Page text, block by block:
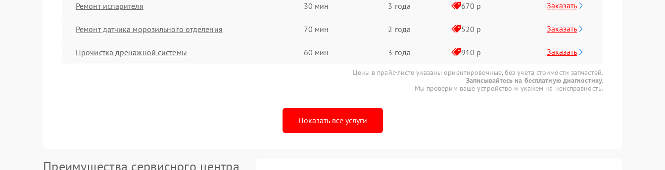
Ремонт испарителя 30 мин 3 года 670 р Заказать
Ремонт датчика морозильного отделения 70 мин 2 года 520 р Заказать
Прочистка дренажной системы 60 мин 3 года 910 р Заказать
Цены в прайс-листе указаны ориентировочные, без учета стоимости запчастей.
Записывайтесь на бесплатную диагностику.
Мы проверим ваше устройство и укажем на неисправность.
Показать все услуги
Преимущества сервисного центра